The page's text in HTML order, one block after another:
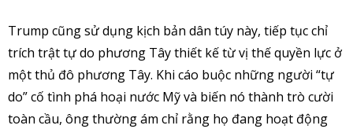
Trump cũng sử dụng kịch bản dân túy này, tiếp tục chỉ
trích trật tự do phương Tây thiết kế từ vị thế quyền lực ở
một thủ đô phương Tây. Khi cáo buộc những người “tự
do” cố tình phá hoại nước Mỹ và biến nó thành trò cười
toàn cầu, ông thường ám chỉ rằng họ đang hoạt động